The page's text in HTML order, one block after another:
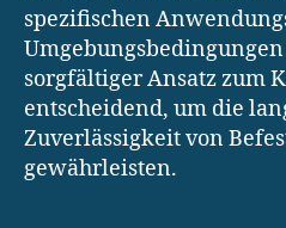
spezifischen
sorgfältiger Ansatz zum
entscheidend, um die
Zuverlässigkeit von
gewährleisten.